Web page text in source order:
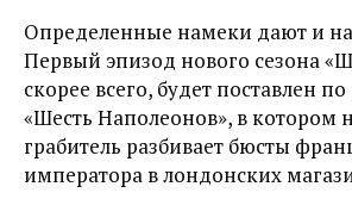
Определенные намеки дают и
Первый эпизод нового сезона
скорее всего, будет поставлен
«Шесть Наполеонов», в котором
грабитель разбивает бюсты
императора в лондонских